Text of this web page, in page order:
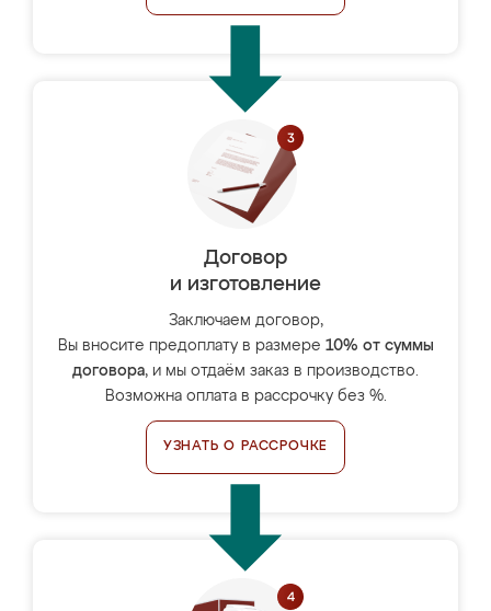
Договор
и изготовление
Заключаем договор,
Вы вносите предоплату в размере 10% от суммы
договора, и мы отдаём заказ в производство.
Возможна оплата в рассрочку без %.
УЗНАТЬ О РАССРОЧКЕ